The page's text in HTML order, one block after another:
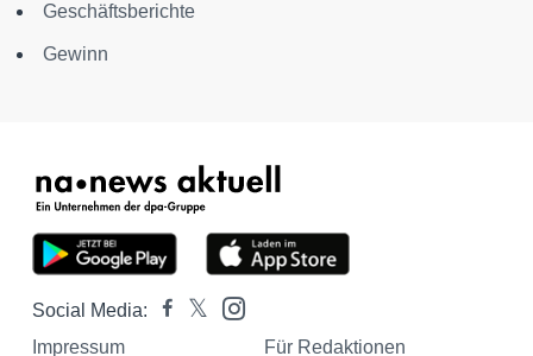
Geschäftsberichte
Gewinn
Social Media:
Impressum
Für Redaktionen